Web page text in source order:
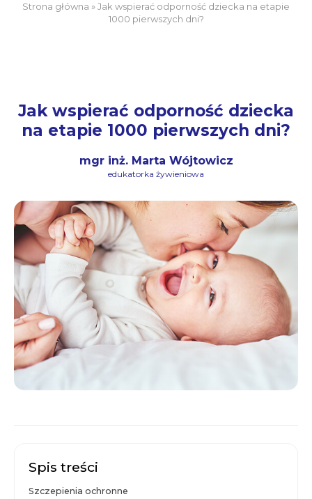
Strona główna »Jak wspierać odporność dziecka na etapie
1000 pierwszych dni?
Jak wspierać odporność dziecka
na etapie 1000 pierwszych dni?
mgr inż. Marta Wójtowicz
edukatorka żywieniowa
Spis treści
Szczepienia ochronne